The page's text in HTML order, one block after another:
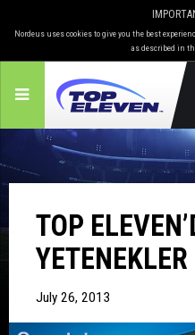
Nordeus uses cookies to give you the best
as described in
TOP
YETENEKLER
July 26, 2013